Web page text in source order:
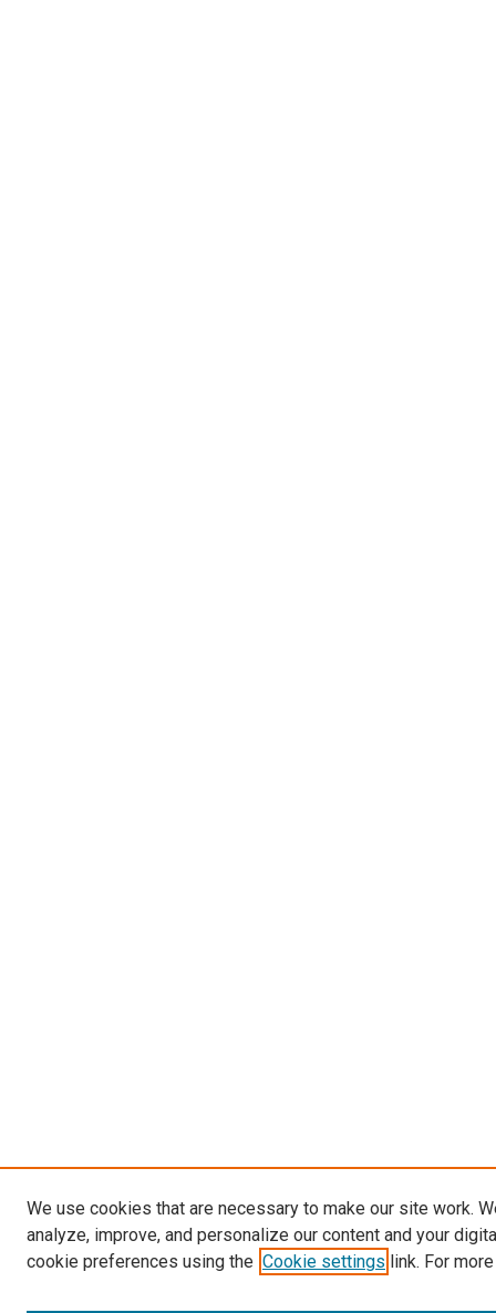
We use cookies that are necessary to make our site work.
analyze, improve, and personalize our content and your
cookie preferences using the Cookie settings link. For